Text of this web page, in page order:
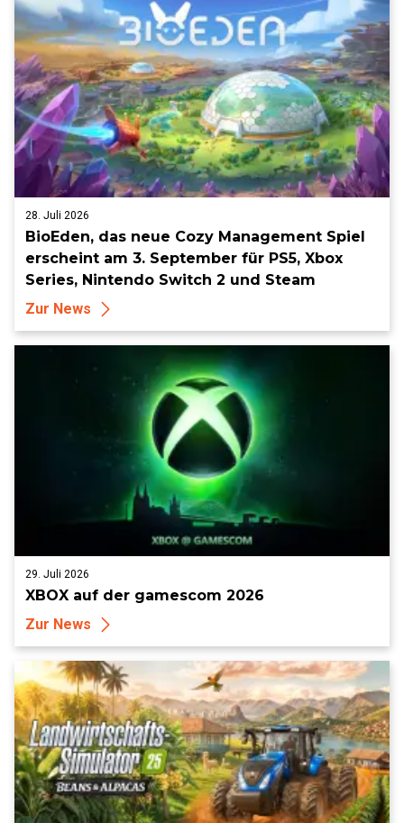
28. Juli 2026
BioEden, das neue Cozy Management Spiel
erscheint am 3. September für PS5, Xbox
Series, Nintendo Switch 2 und Steam
Zur News
29. Juli 2026
XBOX auf der gamescom 2026
Zur News